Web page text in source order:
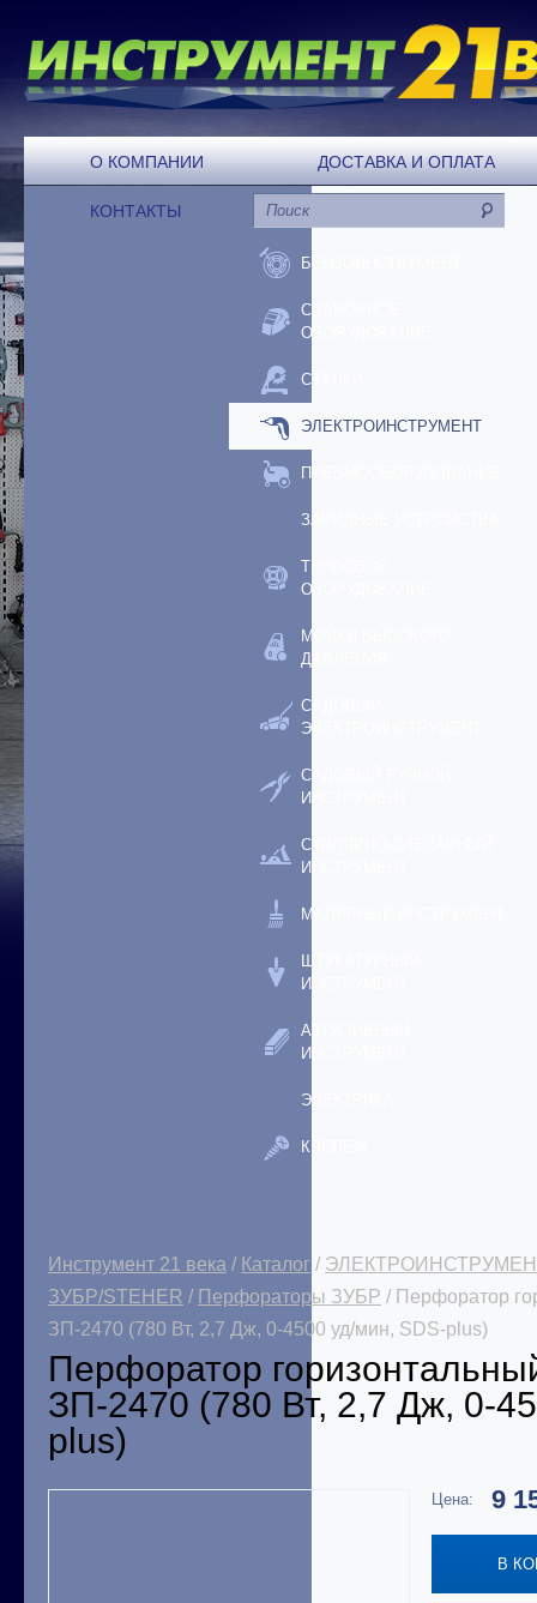
О КОМПАНИИ ДОСТАВКА И ОПЛАТА
КОНТАКТЫ
БЕНЗОИНСТРУМЕНТ
СВАРОЧНОЕ
ОБОРУДОВАНИЕ
СТАНКИ
ЭЛЕКТРОИНСТРУМЕНТ
ПНЕВМООБОРУДОВАНИЕ
ЗАРЯДНЫЕ УСТРОЙСТВА
ТЕПЛОВОЕ
ОБОРУДОВАНИЕ
МОЙКИ ВЫСОКОГО
ДАВЛЕНИЯ
САДОВЫЙ
ЭЛЕКТРОИНСТРУМЕНТ
САДОВЫЙ РУЧНОЙ
ИНСТРУМЕНТ
СТОЛЯРНО-СЛЕСАРНЫЙ
ИНСТРУМЕНТ
МАЛЯРНЫЙ ИНСТРУМЕНТ
ШТУКАТУРНЫЙ
ИНСТРУМЕНТ
АБРАЗИВНЫЙ
ИНСТРУМЕНТ
ЭЛЕКТРИКА
КРЕПЕЖ
Инструмент 21 века / Каталог /
ЗУБР/STEHER / Перфораторы ЗУБР / Перфоратор
ЗП-2470 (780 Вт, 2,7 Дж, 0-4500 уд/мин, SDS-plus)
Перфоратор
ЗП-2470 (780 Вт, 2,7 Дж, 0-
plus)
Цена: 9
В